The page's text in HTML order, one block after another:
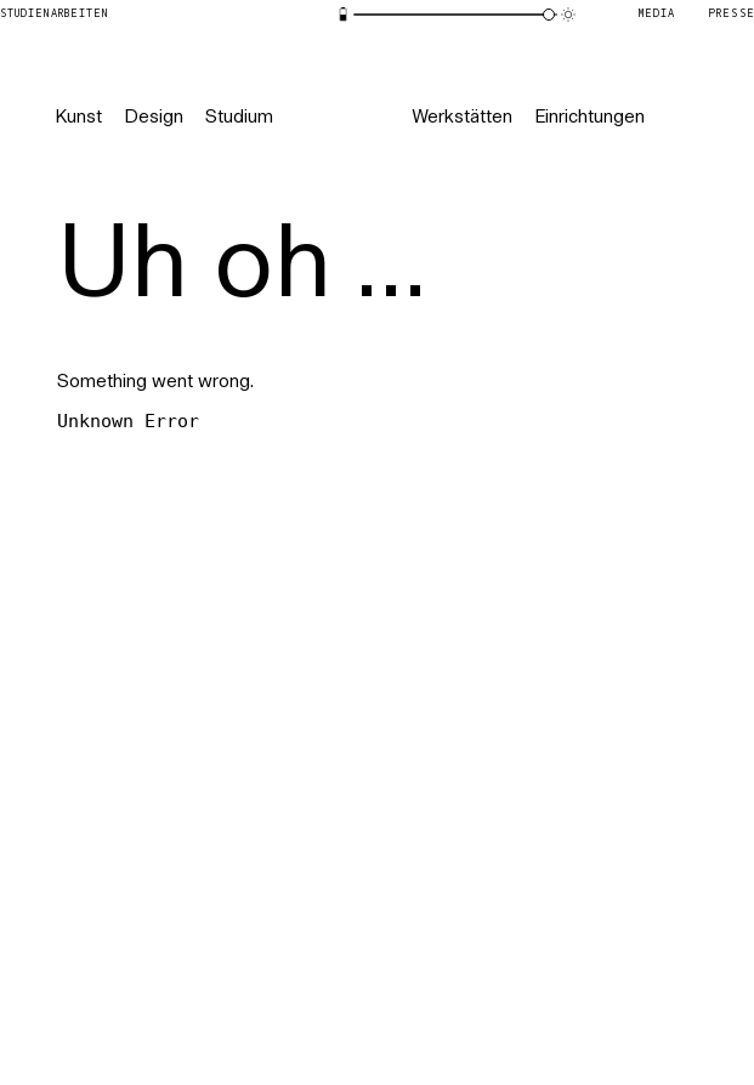
STUDIENARBEITEN MEDIA PRESSE
Kunst Design Studium Werkstätten Einrichtungen
Uh oh ...
Something went wrong.
Unknown Error